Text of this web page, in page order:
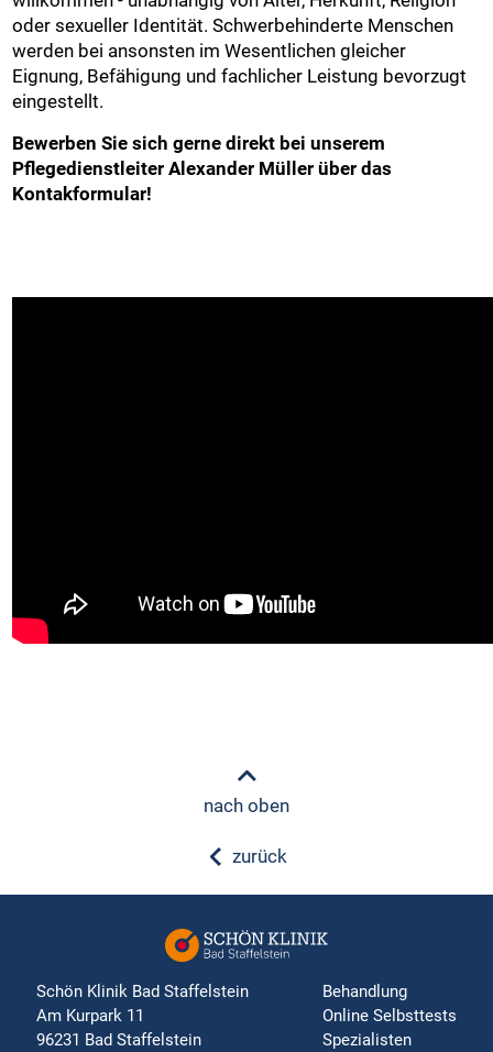
oder sexueller Identität. Schwerbehinderte Menschen
werden bei ansonsten im Wesentlichen gleicher
Eignung, Befähigung und fachlicher Leistung bevorzugt
eingestellt.
Bewerben Sie sich gerne direkt bei unserem
Pflegedienstleiter Alexander Müller über das
Kontakformular!
zurück
nach oben
Schön Klinik Bad Staffelstein
Am Kurpark 11
96231 Bad Staffelstein
Behandlung
Online Selbsttests
Spezialisten